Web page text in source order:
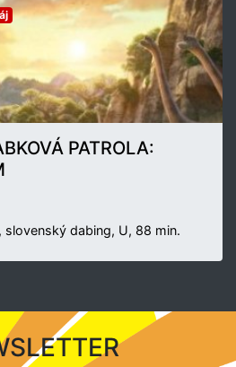
PATROLA:
slovenský dabing, U, 88 min.